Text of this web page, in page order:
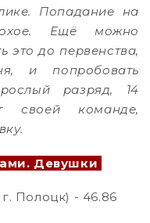
Попадание на
Ещё можно
это до первенства,
и попробовать
разряд, 14
своей команде,
Девушки
Полоцк) - 46.86